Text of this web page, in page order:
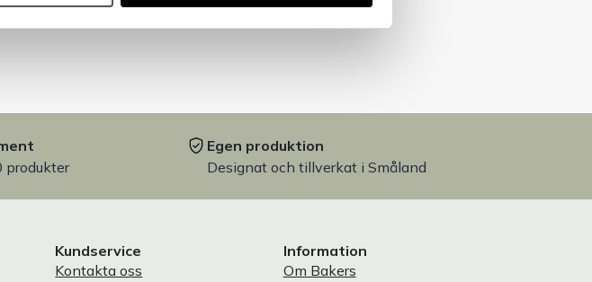
produkter
Egen produktion
Designat och tillverkat i Småland
Kundservice
Kontakta oss
Information
Om Bakers